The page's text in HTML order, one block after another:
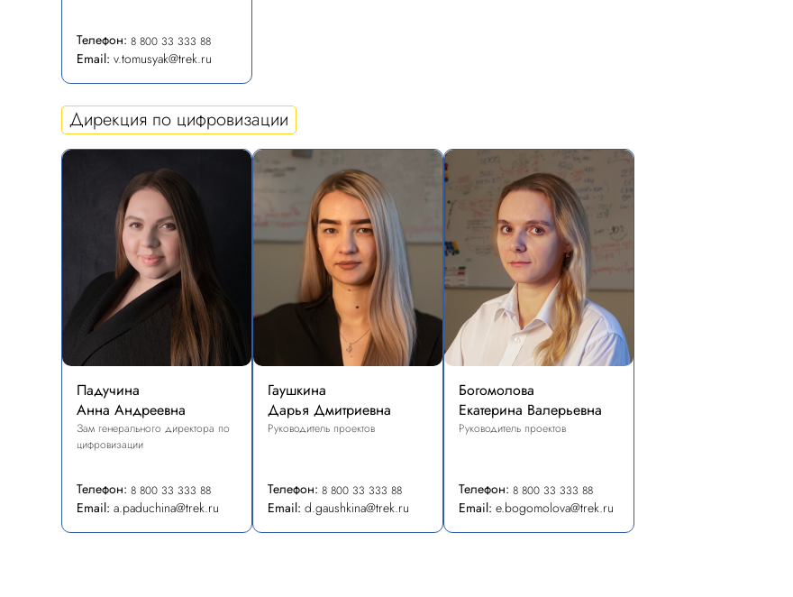
Телефон: 8 800 33 333 88
Email: v.tomusyak@trek.ru
Дирекция по цифровизации
Падучина
Анна Андреевна
Зам генерального директора по
цифровизации
Телефон: 8 800 33 333 88
Email: a.paduchina@trek.ru
Гаушкина
Дарья Дмитриевна
Руководитель проектов
Телефон: 8 800 33 333 88
Email: d.gaushkina@trek.ru
Богомолова
Екатерина Валерьевна
Руководитель проектов
Телефон: 8 800 33 333 88
Email: e.bogomolova@trek.ru